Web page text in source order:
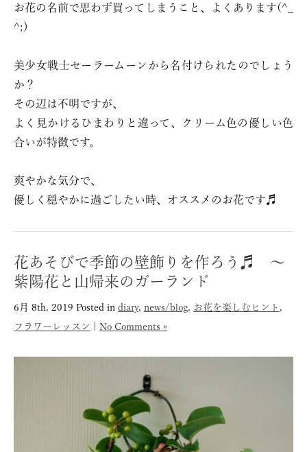
お花の名前で思わず買ってしまうこと、よくあります(^_
^;)
美少女戦士セーラームーンから名付けられたのでしょう
か？
その辺は不明ですが、
よく見かけるひまわりと違って、クリーム色の優しい色
合いが特徴です。
爽やかな気分で、
優しく穏やかに過ごしたい時、オススメのお花です♬
花あそびで季節の壁飾りを作ろう♬ 〜
紫陽花と山帰来のガーランド
6月 8th, 2019 Posted in diary, news/blog, お花を楽しむヒント ,
フラワーレッスン
No Comments »